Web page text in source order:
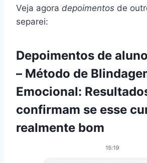
Veja agora depoimentos de
separei:
Depoimentos de
– Método de
Emocional:
confirmam se esse
realmente bom